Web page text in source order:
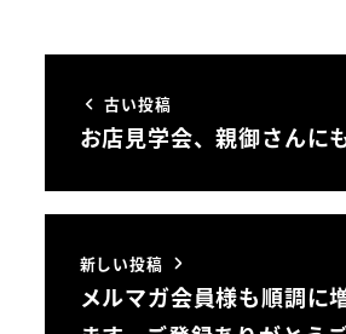
古い投稿
お店見学会、親御さんに
新しい投稿
メルマガ会員様も順調に